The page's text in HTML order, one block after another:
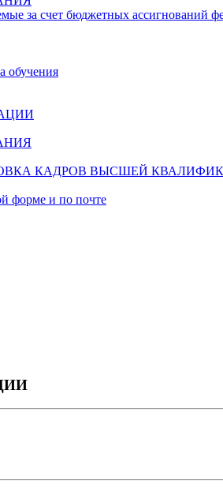
за счет бюджетных ассигнований
обучения
КАДРОВ ВЫСШЕЙ
форме и по почте